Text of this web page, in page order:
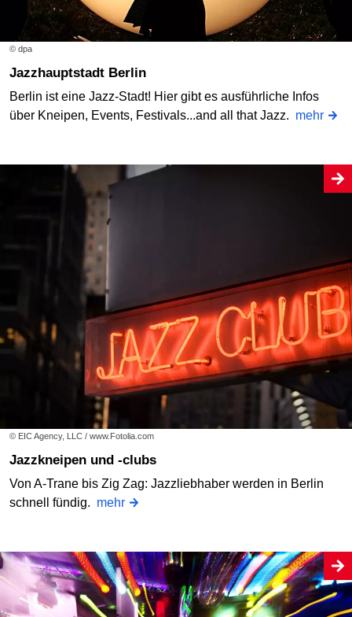
© dpa
Jazzhauptstadt Berlin
Berlin ist eine Jazz-Stadt! Hier gibt es ausführliche Infos
über Kneipen, Events, Festivals...and all that Jazz. mehr
© EIC Agency, LLC / www.Fotolia.com
Jazzkneipen und -clubs
Von A-Trane bis Zig Zag: Jazzliebhaber werden in Berlin
schnell fündig. mehr